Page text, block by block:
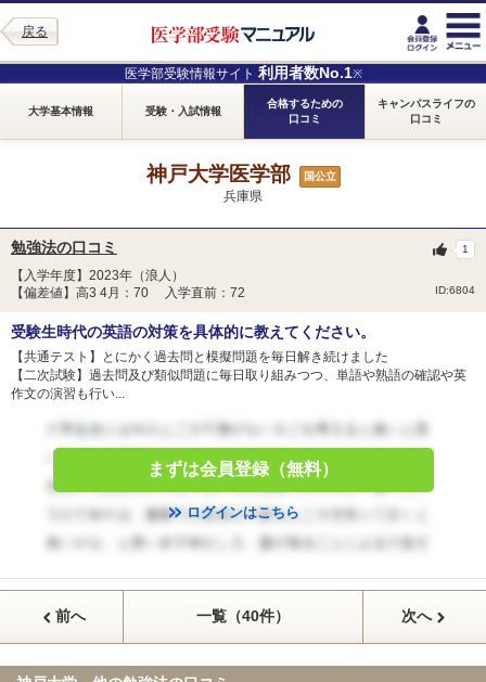
戻る
医学部受験情報サイト 利用者数No.1※
大学基本情報 受験・入試情報
合格するための
口コミ
キャンパスライフの
口コミ
神戸大学医学部 国公立
兵庫県
勉強法の口コミ
【入学年度】2023年（浪人）
【偏差値】高3 4月：70 入学直前：72
ID:6804
1
受験生時代の英語の対策を具体的に教えてください。
【共通テスト】とにかく過去問と模擬問題を毎日解き続けました
【二次試験】過去問及び類似問題に毎日取り組みつつ、単語や熟語の確認や英
作文の演習も行い...
まずは会員登録（無料）
ログインはこちら
前へ 一覧（40件） 次へ